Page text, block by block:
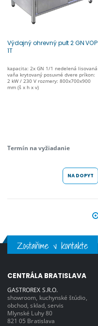
Výdajný ohrevný pult 2 GN VOP
1T
kapacita: 2x GN 1/1 nedelená lisovaná
vaňa krytovaný posuvné dvere príkon:
2 kW / 230 V rozmery: 800x700x900
mm (š x h x v)
Termín na vyžiadanie
NA DOPYT
Zostaňme v kontakte
CENTRÁLA BRATISLAVA
GASTROREX S.R.O.
showroom, kuchynské štúdio,
obchod, sklad, servis
Mlynské Luhy 80
821 05 Bratislava